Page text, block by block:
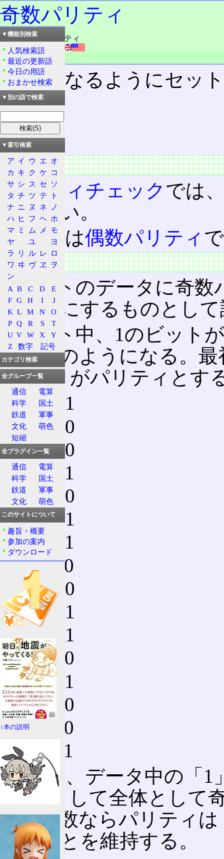
奇数パリティ
読み：きすうパリティ
外語：odd parity
品詞：名詞
奇数になるようにセッ
概要
特徴
概要
パリティチェック では
ていない。
対するは偶数パリティ
特徴
4ビットのデータに奇数
ビットにするものとし
5ビット中、1のビット
で、次のようになる。
1ビットがパリティとす
0000 1
0001 0
0010 0
0011 1
0100 0
0101 1
0110 1
0111 0
1000 0
1001 1
1010 1
1011 0
1100 1
1101 0
1110 0
1111 1
つまり、データ中の「1
「1」として全体として
数が奇数ならパリティ
あることを維持する。
▼機能別検索
人気検索語
最近の更新語
今日の用語
おまかせ検索
▼別の語で検索
▼索引検索
ア イ ウ エ オ
カ キ ク ケ コ
サ シ ス セ ソ
タ チ ツ テ
ト
ナ ニ ヌ ネ
ノ
ハ ヒ フ ヘ ホ
マ ミ ム メ
モ
ヤ
ユ
ヨ
ラ
リ ル レ ロ
ワ ヰ ヴ ヱ
ヲ
ン
A B C D
E
F G H I
J
K L M N
O
P Q R S
T
U V W X
Y
Z
数字 記号
カテゴリ検索
全グループ一覧
通信
電算
科学
国土
鉄道
軍事
文化
萌色
短縮
全プラグイン一覧
通信
電算
科学
国土
鉄道
軍事
文化
萌色
このサイトについて
趣旨・概要
参加の案内
ダウンロード
↑本の説明